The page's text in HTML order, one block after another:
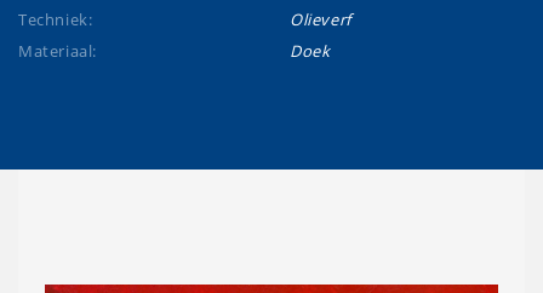
Techniek:
Olieverf
Materiaal:
Doek